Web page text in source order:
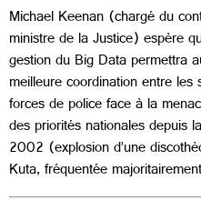
Michael Keenan (chargé du
ministre de la Justice) espère
gestion du Big Data permettra
meilleure coordination entre
forces de police face à la
des priorités nationales depuis
2002 (explosion d’une
Kuta, fréquentée